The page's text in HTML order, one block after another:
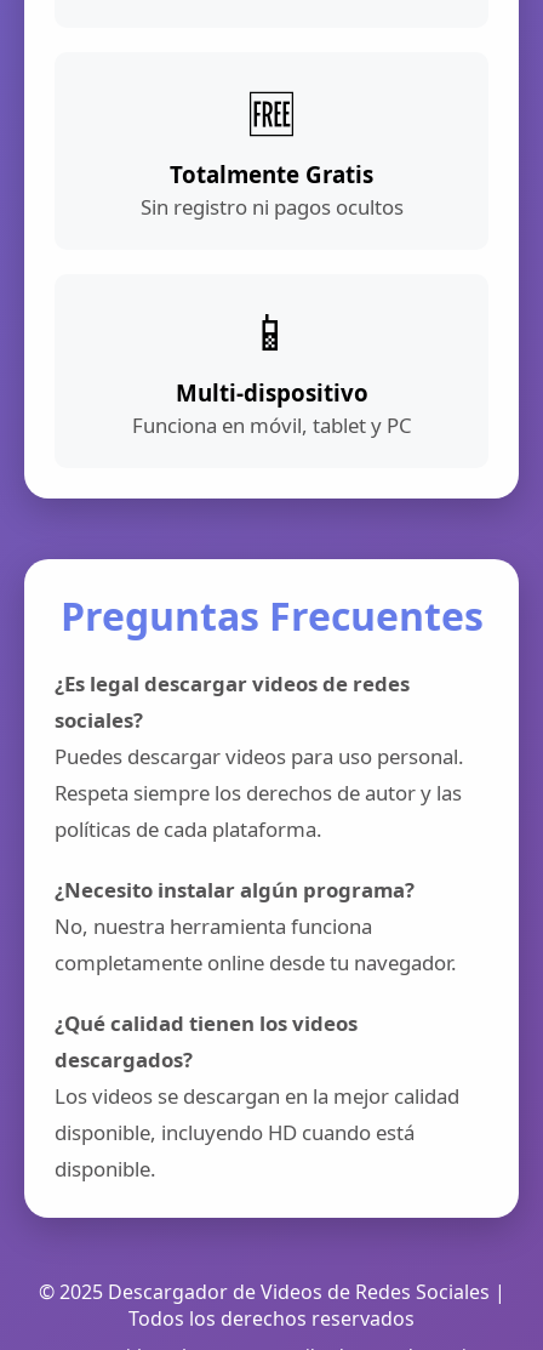
🆓
Totalmente Gratis
Sin registro ni pagos ocultos
📱
Multi-dispositivo
Funciona en móvil, tablet y PC
Preguntas Frecuentes
¿Es legal descargar videos de redes
sociales?
Puedes descargar videos para uso personal.
Respeta siempre los derechos de autor y las
políticas de cada plataforma.
¿Necesito instalar algún programa?
No, nuestra herramienta funciona
completamente online desde tu navegador.
¿Qué calidad tienen los videos
descargados?
Los videos se descargan en la mejor calidad
disponible, incluyendo HD cuando está
disponible.
© 2025 Descargador de Videos de Redes Sociales |
Todos los derechos reservados